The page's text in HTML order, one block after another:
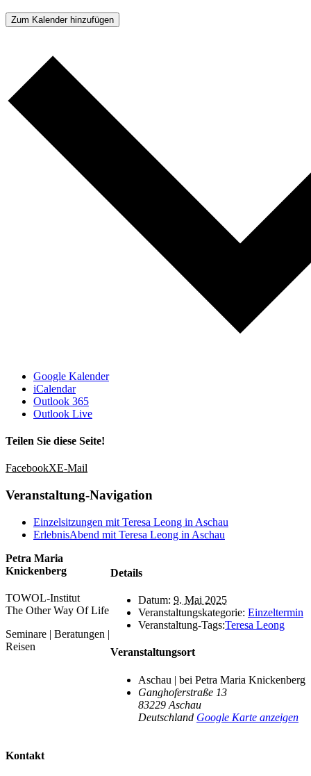
Zum Kalender hinzufügen
Google Kalender
iCalendar
Outlook 365
Outlook Live
Teilen Sie diese Seite!
FacebookXE-Mail
Veranstaltung-Navigation
Einzelsitzungen mit Teresa Leong in Aschau
ErlebnisAbend mit Teresa Leong in Aschau
Details
Datum: 9. Mai 2025
Veranstaltungskategorie: Einzeltermin
Veranstaltung-Tags:Teresa Leong
Veranstaltungsort
Aschau | bei Petra Maria Knickenberg
Ganghoferstraße 13
83229 Aschau
Deutschland Google Karte anzeigen
Petra Maria
Knickenberg
TOWOL-Institut
The Other Way Of Life
Seminare | Beratungen |
Reisen
Kontakt